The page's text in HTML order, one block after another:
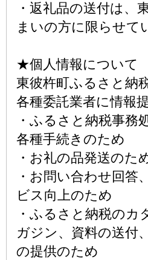
・返礼品の送付は、
まいの方に限らせて
★個人情報について
東彼杵町ふるさと納
各種委託業者に情報
・ふるさと納税事務
各種手続きのため
・お礼の品発送のた
・お問い合わせ回答
ビス向上のため
・ふるさと納税のカ
ガジン、資料の送付
の提供のため